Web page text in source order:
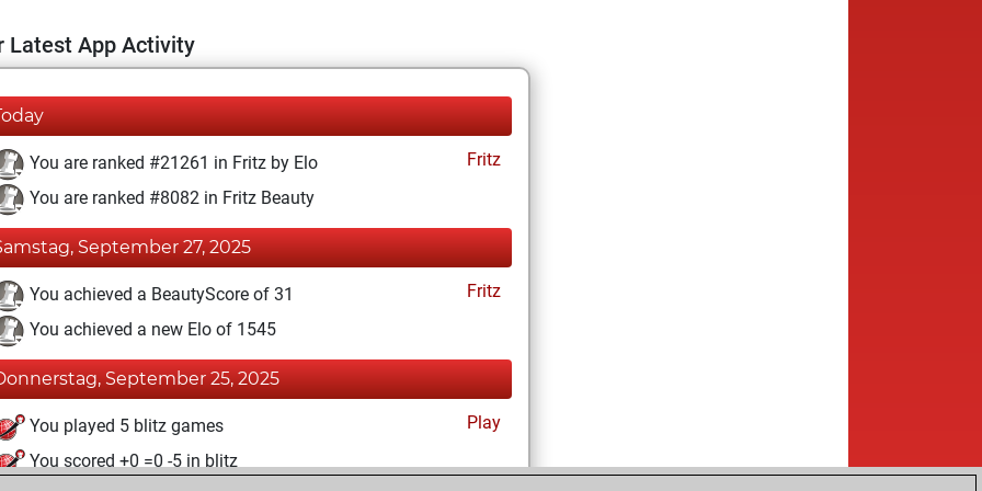
Latest App Activity
You are ranked #21261 in Fritz by Elo
Fritz
You are ranked #8082 in Fritz Beauty
September 27, 2025
You achieved a BeautyScore of 31
Fritz
You achieved a new Elo of 1545
September 25, 2025
You played 5 blitz games
Play
You scored +0 =0 -5 in blitz